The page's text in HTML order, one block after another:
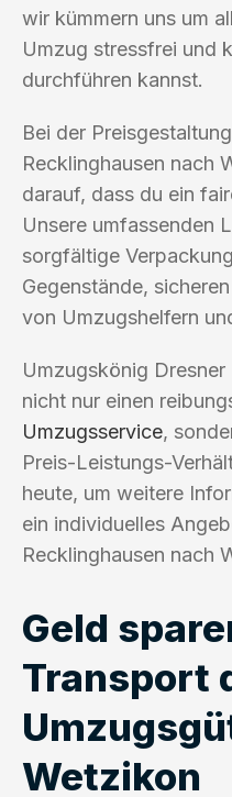
wir kümmern uns um
Umzug stressfrei und
durchführen kannst.
Bei der
Recklinghausen nach
darauf, dass du ein
Unsere umfassenden
sorgfältige
Gegenstände,
von Umzugshelfern
Umzugskönig
nicht nur einen
Umzugsservice,
Preis-Leistungs-
heute, um weitere
ein individuelles
Recklinghausen nach
Geld
Transport
Wetzikon